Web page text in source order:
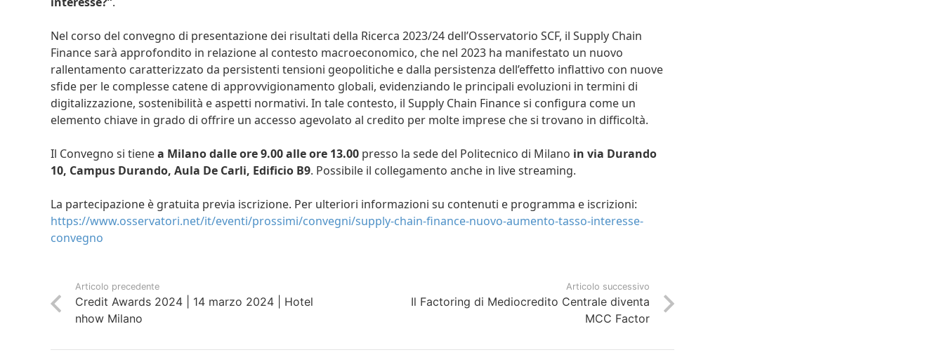
Nel corso del convegno di presentazione dei risultati della Ricerca 2023/24 dell’Osservatorio SCF, il Supply Chain
Finance sarà approfondito in relazione al contesto macroeconomico, che nel 2023 ha manifestato un nuovo
rallentamento caratterizzato da persistenti tensioni geopolitiche e dalla persistenza dell’effetto inflattivo con nuove
sfide per le complesse catene di approvvigionamento globali, evidenziando le principali evoluzioni in termini di
digitalizzazione, sostenibilità e aspetti normativi. In tale contesto, il Supply Chain Finance si configura come un
elemento chiave in grado di offrire un accesso agevolato al credito per molte imprese che si trovano in difficoltà.
Il Convegno si tienea Milano dalle ore 9.00 alle ore 13.00 presso la sede del Politecnico di Milano in via Durando
10, Campus Durando, Aula De Carli, Edificio B9. Possibile il collegamento anche in live streaming.
La partecipazione è gratuita previa iscrizione. Per ulteriori informazioni su contenuti e programma e iscrizioni:
https://www.osservatori.net/it/eventi/prossimi/convegni/supply-chain-finance-nuovo-aumento-tasso-interesse-
convegno
Articolo precedente
Credit Awards 2024 | 14 marzo 2024 | Hotel
nhow Milano
Articolo successivo
Il Factoring di Mediocredito Centrale diventa
MCC Factor